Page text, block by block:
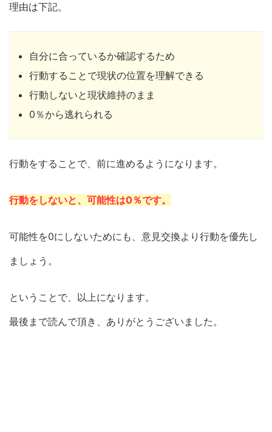
理由は下記。
自分に合っているか確認するため
行動することで現状の位置を理解できる
行動しないと現状維持のまま
0％から逃れられる
行動をすることで、前に進めるようになります。
行動をしないと、可能性は0％です。
可能性を0にしないためにも、意見交換より行動を優先し
ましょう。
ということで、以上になります。
最後まで読んで頂き、ありがとうございました。